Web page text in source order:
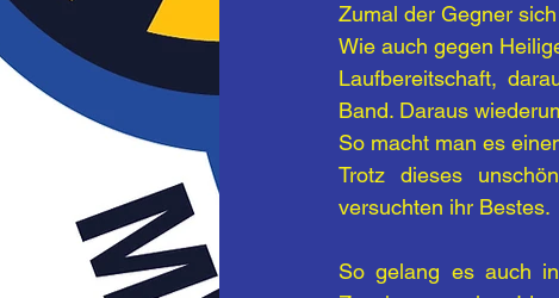
Zumal der Gegner
Wie auch gegen
Laufbereitschaft,
Band. Daraus
So macht man es
Trotz dieses
versuchten ihr Bestes.
So gelang es auch